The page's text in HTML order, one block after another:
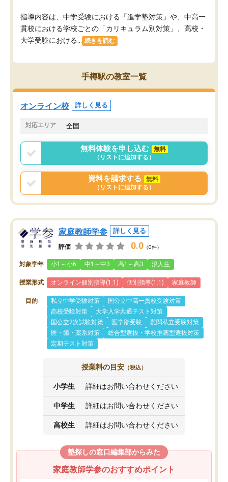
指導内容は、中学受験における「進学塾対策」や、中高一
貫校における学校ごとの「カリキュラム別対策」、高校・
大学受験における...
続きを読む
手樽駅の教室一覧
オンライン校 詳しく見る
対応エリア 全国
無料体験を申し込む
無料
（リストに追加する）
資料を請求する
無料
（リストに追加する）
家庭教師学参 詳しく見る
評価 0.0 （0件）
対象学年 小1～小6 中1～中3 高1～高3 浪人生
授業形式 オンライン個別指導(1:1) 個別指導(1:1) 家庭教師
目的 私立中学受験対策
国公立中高一貫校受験対策
高校受験対策
大学入学共通テスト対策
国公立2次試験対策
医学部受験
難関私立受験対策
医・歯・薬系対策
総合型選抜・学校推薦型選抜対策
定期テスト対策
授業料の目安 （税込）
小学生 詳細はお問い合わせください
中学生 詳細はお問い合わせください
高校生 詳細はお問い合わせください
塾探しの窓口編集部からみた
家庭教師学参のおすすめポイント